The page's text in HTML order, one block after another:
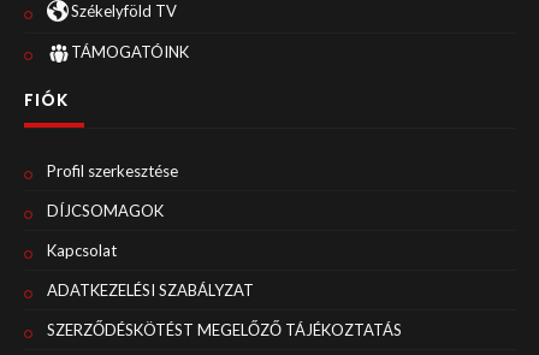
Székelyföld TV
TÁMOGATÓINK
FIÓK
Profil szerkesztése
DÍJCSOMAGOK
Kapcsolat
ADATKEZELÉSI SZABÁLYZAT
SZERZŐDÉSKÖTÉST MEGELŐZŐ TÁJÉKOZTATÁS